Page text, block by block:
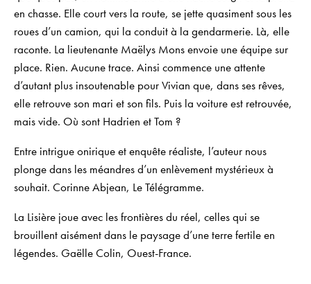
en chasse. Elle court vers la route, se jette quasiment sous les
roues d’un camion, qui la conduit à la gendarmerie. Là, elle
raconte. La lieutenante Maëlys Mons envoie une équipe sur
place. Rien. Aucune trace. Ainsi commence une attente
d’autant plus insoutenable pour Vivian que, dans ses rêves,
elle retrouve son mari et son fils. Puis la voiture est retrouvée,
mais vide. Où sont Hadrien et Tom ?
Entre intrigue onirique et enquête réaliste, l’auteur nous
plonge dans les méandres d’un enlèvement mystérieux à
souhait. Corinne Abjean, Le Télégramme.
La Lisière joue avec les frontières du réel, celles qui se
brouillent aisément dans le paysage d’une terre fertile en
légendes. Gaëlle Colin, Ouest-France.